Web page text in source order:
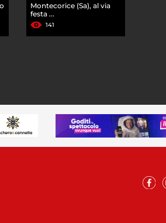
Montecorice (Sa), al via
festa ...
141